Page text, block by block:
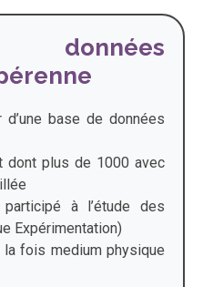
d’une base de données
plus de 1000 avec
à l’étude des
Expérimentation)
fois medium physique